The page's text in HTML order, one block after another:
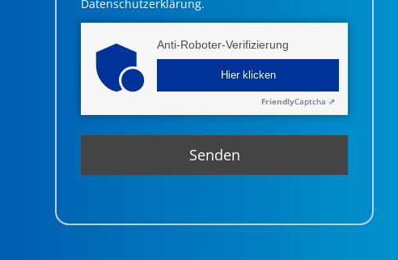
Datenschutzerklärung.
Anti-Roboter-Verifizierung
Hier klicken
FriendlyCaptcha ⇗